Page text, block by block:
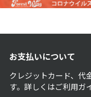
お支払いについて
クレジットカード、代
す。詳しくはご利用ガ